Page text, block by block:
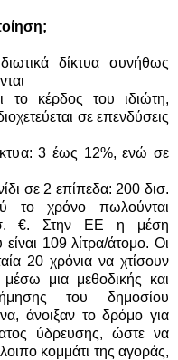
δίκτυα συνήθως
το κέρδος του ιδιώτη,
σε επενδύσεις
3 έως 12%, ενώ σε
σε 2 επίπεδα: 200 δισ.
το χρόνο πωλούνται
€. Στην ΕΕ η μέση
109 λίτρα/άτομο. Οι
20 χρόνια να χτίσουν
μια μεθοδικής και
του δημοσίου
άνοιξαν το δρόμο για
ύδρευσης, ώστε να
κομμάτι της αγοράς,